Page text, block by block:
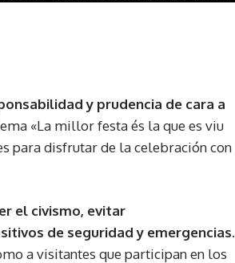
y prudencia de cara a
«La millor festa és la que es viu
para disfrutar de la celebración con
el civismo, evitar
de seguridad y emergencias.
a visitantes que participan en los